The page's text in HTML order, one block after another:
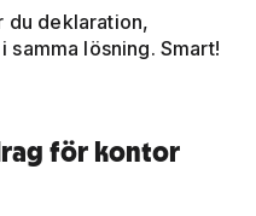
du deklaration,
lösning. Smart!
för kontor